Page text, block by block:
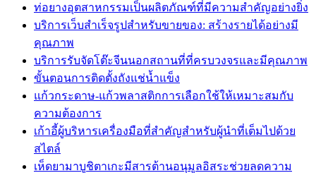
ท่อยางอุตสาหกรรมเป็นผลิตภัณฑ์ที่มีความสำคัญอย่างยิ่ง
บริการเว็บสำเร็จรูปสำหรับขายของ: สร้างรายได้อย่างมี
คุณภาพ
บริการรับจัดโต๊ะจีนนอกสถานที่ที่ครบวงจรและมีคุณภาพ
ขั้นตอนการติดตั้งถังแช่น้ำแข็ง
แก้วกระดาษ-แก้วพลาสติกการเลือกใช้ให้เหมาะสมกับ
ความต้องการ
เก้าอี้ผู้บริหารเครื่องมือที่สำคัญสำหรับผู้นำที่เต็มไปด้วย
สไตล์
เห็ดยามาบูชิตาเกะมีสารต้านอนุมูลอิสระช่วยลดความ